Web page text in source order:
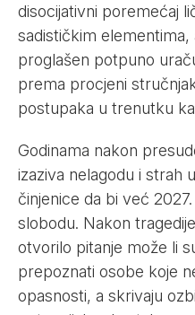
disocijativni poremećaj
sadističkim elementima,
proglašen potpuno
prema procjeni
postupaka u trenutku
Godinama nakon
izaziva nelagodu i strah
činjenice da bi već
slobodu. Nakon
otvorilo pitanje može li
prepoznati osobe koje
opasnosti, a skrivaju